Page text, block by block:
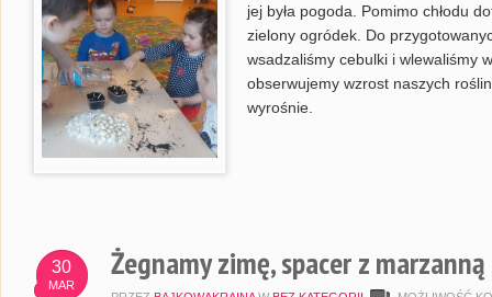
jej była pogoda. Pomimo chłodu
zielony ogródek. Do
wsadzaliśmy cebulki i wlewaliśmy
obserwujemy wzrost naszych
wyrośnie.
30
MAR
Żegnamy zimę, spacer z marzanną